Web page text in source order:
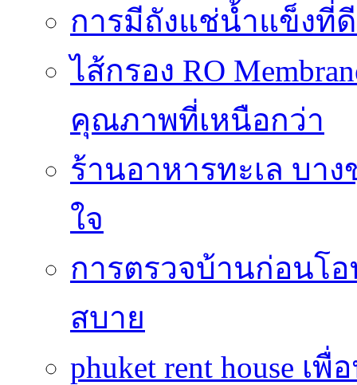
การมีถังแช่น้ำแข็งที่
ไส้กรอง RO
คุณภาพที่เหนือกว่า
ร้านอาหารทะเล บา
ใจ
การตรวจบ้านก่อนโ
สบาย
phuket rent house